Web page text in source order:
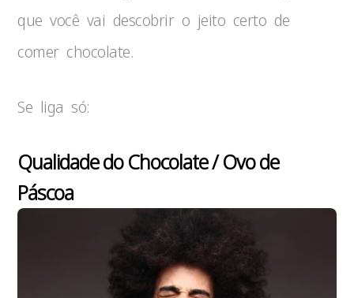
que você vai descobrir o jeito certo de
comer chocolate.
Se liga só:
Qualidade do Chocolate / Ovo de
Páscoa